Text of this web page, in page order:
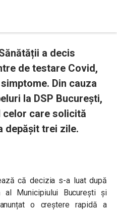
a decis
de testare Covid,
Din cauza
la DSP București,
celor care solicită
depășit trei zile.
că decizia s-a luat după
Municipiului București și
o creștere rapidă a